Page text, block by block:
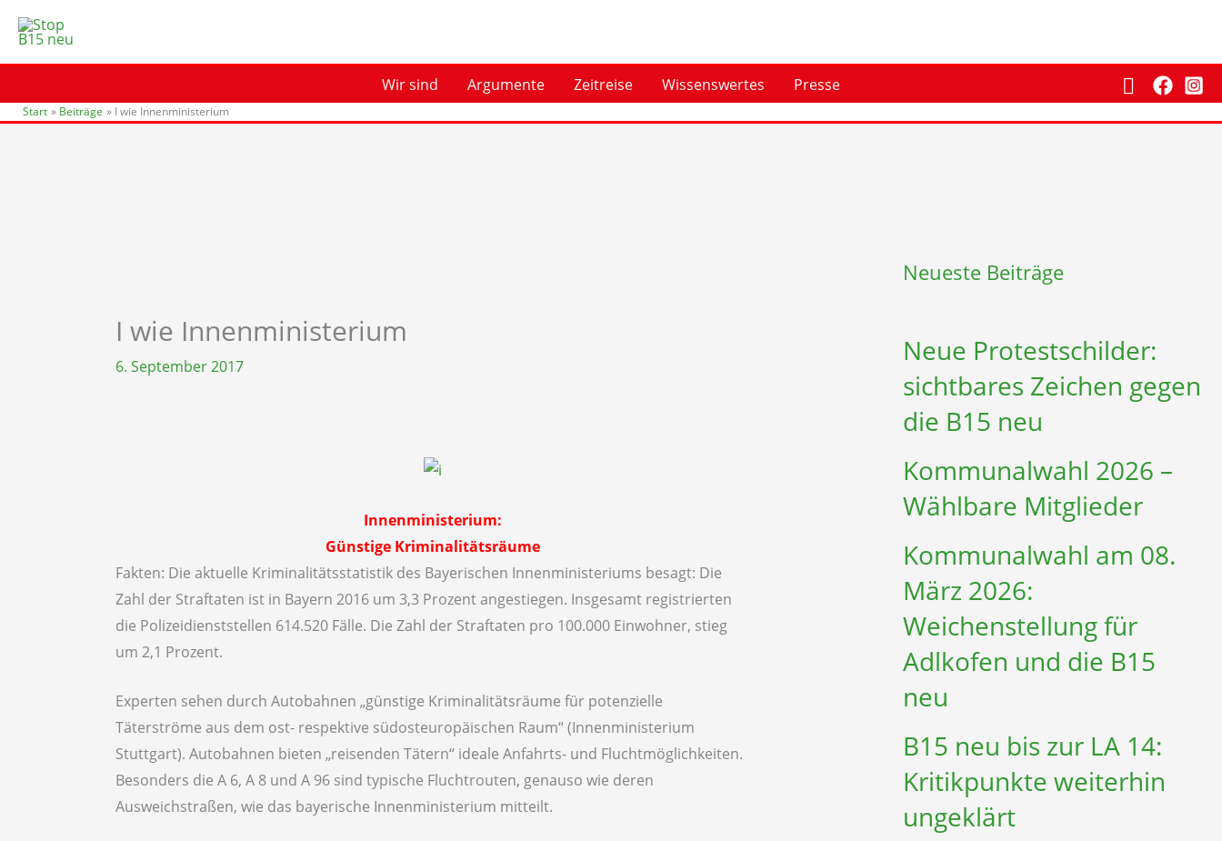
Inhalt
springen
Wir sind
Argumente Zeitreise Wissenswertes Presse Suchen
Start Beiträge I wie Innenministerium
I wie Innenministerium
6. September 2017
Innenministerium:
Günstige Kriminalitätsräume
Fakten: Die aktuelle Kriminalitätsstatistik des Bayerischen Innenministeriums besagt: Die
Zahl der Straftaten ist in Bayern 2016 um 3,3 Prozent angestiegen. Insgesamt registrierten
die Polizeidienststellen 614.520 Fälle. Die Zahl der Straftaten pro 100.000 Einwohner, stieg
um 2,1 Prozent.
Experten sehen durch Autobahnen „günstige Kriminalitätsräume für potenzielle
Täterströme aus dem ost- respektive südosteuropäischen Raum“ (Innenministerium
Stuttgart). Autobahnen bieten „reisenden Tätern“ ideale Anfahrts- und Fluchtmöglichkeiten.
Besonders die A 6, A 8 und A 96 sind typische Fluchtrouten, genauso wie deren
Ausweichstraßen, wie das bayerische Innenministerium mitteilt.
Neueste Beiträge
Neue Protestschilder:
sichtbares Zeichen gegen
die B15 neu
Kommunalwahl 2026 –
Wählbare Mitglieder
Kommunalwahl am 08.
März 2026:
Weichenstellung für
Adlkofen und die B15
neu
B15 neu bis zur LA 14:
Kritikpunkte weiterhin
ungeklärt